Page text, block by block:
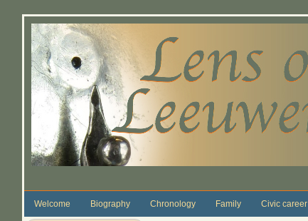
Welcome Biography Chronology Family Civic career